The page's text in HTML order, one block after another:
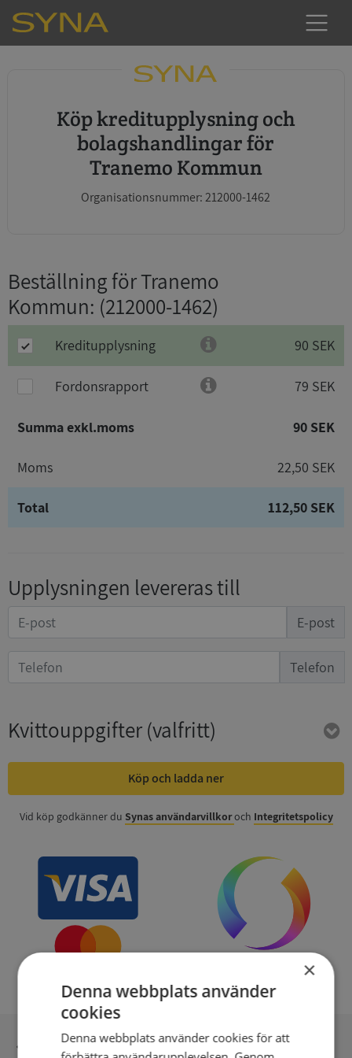
Köp kreditupplysning och
bolagshandlingar för
Tranemo Kommun
Organisationsnummer: 212000-1462
Beställning för Tranemo
Kommun: (212000-1462)
Kreditupplysning 90 SEK
Fordonsrapport 79 SEK
Summa exkl.moms 90 SEK
Moms 22,50 SEK
Total 112,50 SEK
Upplysningen levereras till
E-post
Telefon
Kvittouppgifter(valfritt)
Köp och ladda ner
Vid köp godkänner du Synas användarvillkoroch Integritetspolicy
Inga kopior till omfrågad
×
Denna webbplats använder
cookies
Denna webbplats använder cookies för att